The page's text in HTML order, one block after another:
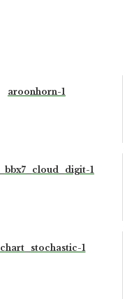
aroonhorn-1
1
1